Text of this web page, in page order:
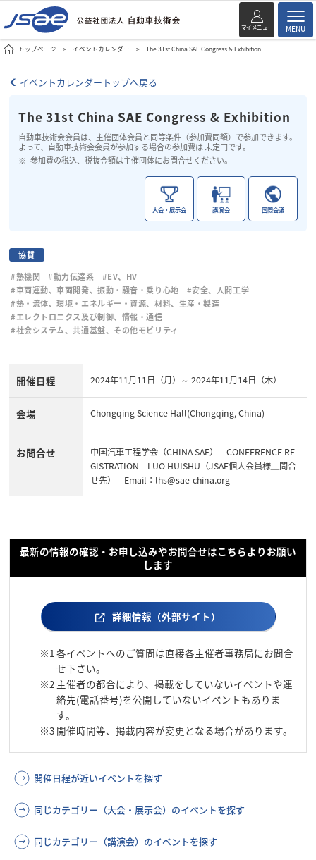
マイメニュー MENU
トップページ イベントカレンダー The 31st China SAE Congress & Exhibition
イベントカレンダートップへ戻る
The 31st China SAE Congress & Exhibition
自動車技術会会員は、主催団体会員と同等条件（参加費同額）で参加できます。
よって、自動車技術会会員が参加する場合の参加費は 未定円です。
参加費の税込、税抜金額は主催団体にお問合せください。
大会・展示会 講演会 国際会議
協賛
#熱機関
#動力伝達系
#EV、HV
#車両運動、車両開発、振動・騒音・乗り心地
#安全、人間工学
#熱・流体、環境・エネルギー・資源、材料、生産・製造
#エレクトロニクス及び制御、情報・通信
#社会システム、共通基盤、その他モビリティ
開催日程 2024年11月11日（月）～ 2024年11月14日（木）
会場 Chongqing Science Hall(Chongqing, China)
お問合せ
中国汽車工程学会（CHINA SAE） CONFERENCE RE
GISTRATION LUO HUISHU（JSAE個人会員様＿問合
せ先） Email：lhs@sae-china.org
最新の情報の確認・お申し込みやお問合せはこちらよりお願い
します
詳細情報（外部サイト）
※1 各イベントへのご質問は直接各主催者事務局にお問合
せ下さい。
※2 主催者の都合により、掲載をしていないイベントや連
絡先(電話番号)を公開していないイベントもありま
す。
※3 開催時間等、掲載内容が変更となる場合があります。
開催日程が近いイベントを探す
同じカテゴリー（大会・展示会）のイベントを探す
同じカテゴリー（講演会）のイベントを探す